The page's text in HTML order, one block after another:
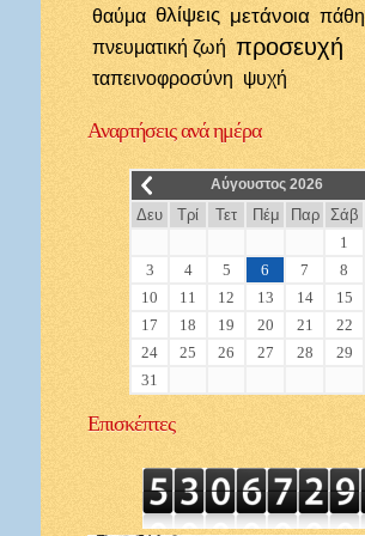
θαύμα θλίψεις μετάνοια πάθη
πνευματική ζωή προσευχή
ταπεινοφροσύνη ψυχή
Αναρτήσειςανά ημέρα
__ Αύγουστος 2026
Δευ Τρί Τετ Πέμ Παρ Σάβ
1
3
4 5 6 7 8
10
11 12 13 14 15
17
18 19 20 21 22
24
25 26 27 28 29
31
Επισκέπτες